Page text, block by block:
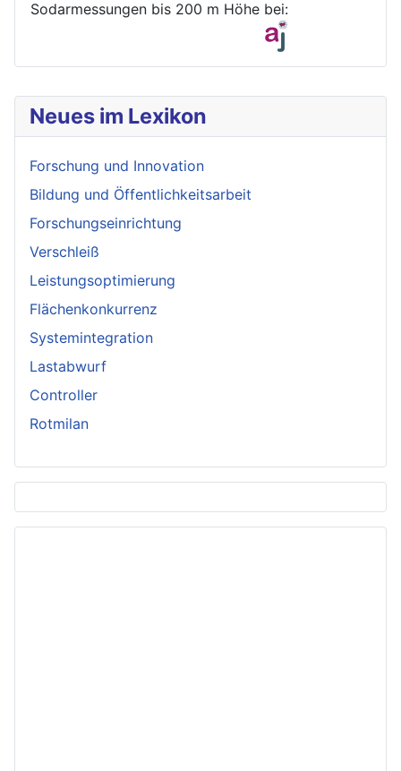
Neues im Lexikon
Forschung und Innovation
Bildung und Öffentlichkeitsarbeit
Forschungseinrichtung
Verschleiß
Leistungsoptimierung
Flächenkonkurrenz
Systemintegration
Lastabwurf
Controller
Rotmilan
Sodarmessungen bis 200 m Höhe bei: